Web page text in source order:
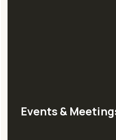
Events &